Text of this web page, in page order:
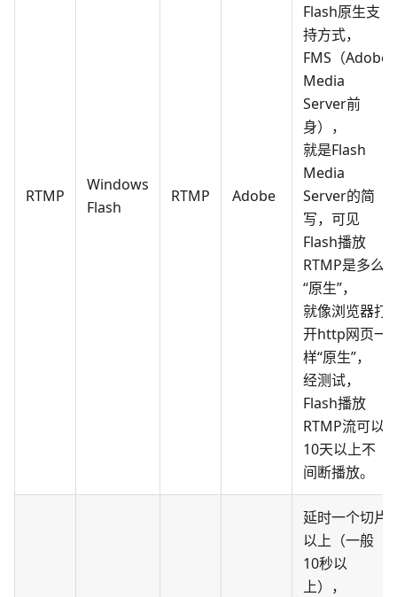
RTMP
Windows
Flash
RTMP Adobe
Flash原生支
持方式，
FMS（Adobe
Media
Server前
身），
就是Flash
Media
Server的简
写，可见
Flash播放
RTMP是多么
“原生”，
就像浏览器打
开http网页一
样“原生”，
经测试，
Flash播放
RTMP流可以
10天以上不
间断播放。
延时一个切片
以上（一般
10秒以
上），